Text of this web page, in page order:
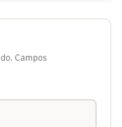
Campos